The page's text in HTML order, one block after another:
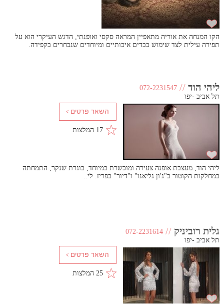
הקו המנחה את אוריה מתאפיין המראה סקסי ואופנתי, הדגש העיקרי הוא על
תפירה עילית לצד שימוש בבדים איכותיים ומיוחדים שנבחרים בקפידה.
ליהי הוד //
072-2231547
תל אביב -יפו
17 המלצות
ליהי הוד, מעצבת אופנה צעירה ומוכשרת במיוחד, בוגרת שנקר, התמחתה
במחלקות הקוטור ב"ג'ון גליאנו" ו"דיור" בפריז. לי..
גלית רוביניק //
072-2231614
תל אביב -יפו
25 המלצות